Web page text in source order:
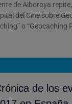
de Alboraya
del Cine sobre
o “Geocaching
de los